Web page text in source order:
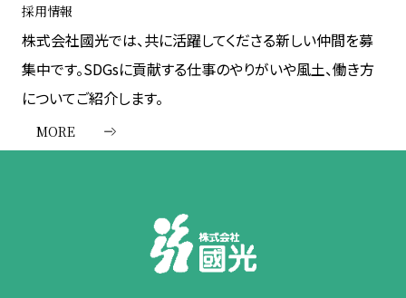
採用情報
株式会社國光では、共に活躍してくださる新しい仲間を募
集中です。SDGsに貢献する仕事のやりがいや風土、働き方
についてご紹介します。
MORE